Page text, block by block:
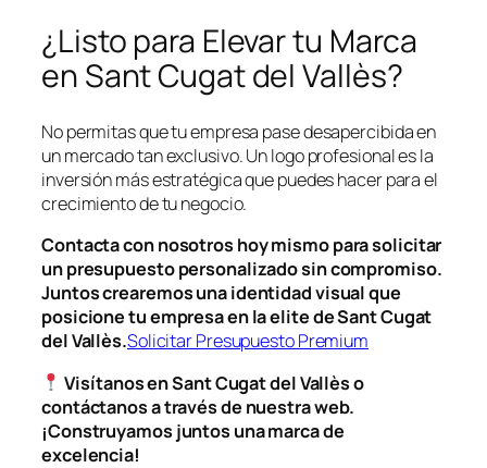
¿Listo para Elevar tu Marca
en Sant Cugat del Vallès?
No permitas que tu empresa pase desapercibida en
un mercado tan exclusivo. Un logo profesional es la
inversión más estratégica que puedes hacer para el
crecimiento de tu negocio.
Contacta con nosotros hoy mismo para solicitar
un presupuesto personalizado sin compromiso.
Juntos crearemos una identidad visual que
posicione tu empresa en la elite de Sant Cugat
del Vallès.Solicitar Presupuesto Premium
Visítanos en Sant Cugat del Vallès o
contáctanos a través de nuestra web.
¡Construyamos juntos una marca de
excelencia!